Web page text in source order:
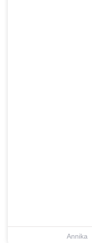
Annika